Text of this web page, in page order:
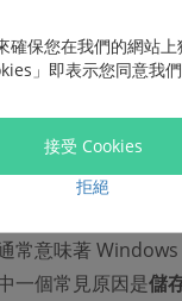
並按下 Enter 鍵安全
動工具
常意味著
一個常見原因是儲
確保您在我們的網站
」即表示您同意我
接受 Cookies
拒絕